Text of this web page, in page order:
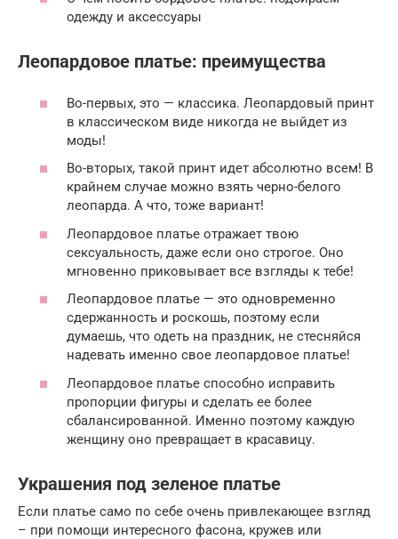
одежду и аксессуары
Леопардовое платье: преимущества
Во-первых, это — классика. Леопардовый принт
в классическом виде никогда не выйдет из
моды!
Во-вторых, такой принт идет абсолютно всем! В
крайнем случае можно взять черно-белого
леопарда. А что, тоже вариант!
Леопардовое платье отражает твою
сексуальность, даже если оно строгое. Оно
мгновенно приковывает все взгляды к тебе!
Леопардовое платье — это одновременно
сдержанность и роскошь, поэтому если
думаешь, что одеть на праздник, не стесняйся
надевать именно свое леопардовое платье!
Леопардовое платье способно исправить
пропорции фигуры и сделать ее более
сбалансированной. Именно поэтому каждую
женщину оно превращает в красавицу.
Украшения под зеленое платье
Если платье само по себе очень привлекающее взгляд
– при помощи интересного фасона, кружев или